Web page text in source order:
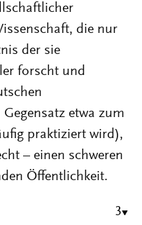
die nur
der sie
forscht und
etwa zum
praktiziert wird),
– einen schweren
Öffentlichkeit.
3